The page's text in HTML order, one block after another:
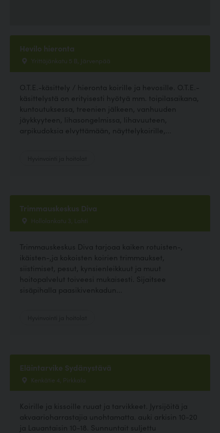
Hevilo hieronta
Yrittäjänkatu 5 B, Järvenpää
O.T.E.-käsittely / hieronta koirille ja hevosille. O.T.E.-
käsittelystä on erityisesti hyötyä mm. toipilasaikana,
kuntoutuksessa, treenien jälkeen, vanhuuden
jäykkyyteen, lihasongelmissa, lihavuuteen,
arpikudoksia elvyttämään, näyttelykoirille,...
Trimmauskeskus Diva
Hollolankatu 3, Lahti
Trimmauskeskus Diva tarjoaa kaiken rotuisten-,
ikäisten-,ja kokoisten koirien trimmaukset,
siistimiset, pesut, kynsienleikkuut ja muut
hoitopalvelut toiveesi mukaisesti. Sijaitsee
sisäpihalla paasikivenkadun...
Eläintarvike Sydänystävä
Kenkätie 4, Pirkkala
Koirille ja kissoille ruuat ja tarvikkeet. Jyrsijöitä ja
akvaarioharrastajia unohtamatta. auki arkisin 10-20
ja Lauantaisin 10-18. Sunnuntait suljettu